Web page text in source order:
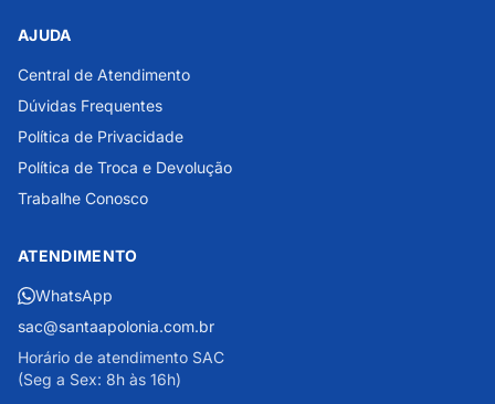
AJUDA
Central de Atendimento
Dúvidas Frequentes
Política de Privacidade
Política de Troca e Devolução
Trabalhe Conosco
ATENDIMENTO
WhatsApp
sac@santaapolonia.com.br
Horário de atendimento SAC
(Seg a Sex: 8h às 16h)